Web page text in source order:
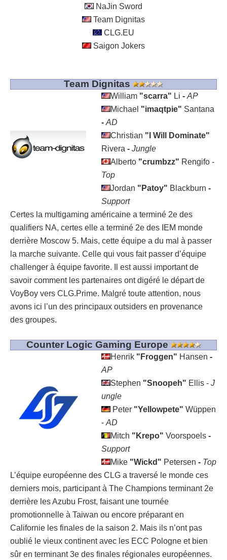
NaJin Sword
Team Dignitas
CLG.EU
Saigon Jokers
Team Dignitas
William "scarra" Li - AP
Michael "imaqtpie" Santana
- AD
Christian "I Will Dominate"
Rivera - Jungle
Alberto "crumbzz" Rengifo -
Top
Jordan "Patoy" Blackburn -
Support
Certes la multigaming américaine a terminé 2e des
qualifiers NA, certes elle a terminé 2e des IEM monde
derrière Moscow 5. Mais, cette équipe a du mal à passer
la marche suivante. Celle qui vous fait passer d’équipe
challenger à équipe favorite. Il est aussi important de
savoir comment les partenaires ont digéré le départ de
VoyBoy vers CLG.Prime. Malgré toute attention, nous
avons ici l’un des principaux outsiders en provenance
des groupes.
Counter Logic Gaming Europe
Henrik "Froggen" Hansen -
AP
Stephen "Snoopeh" Ellis - J
ungle
Peter "Yellowpete" Wüppen
- AD
Mitch "Krepo" Voorspoels -
Support
Mike "Wickd" Petersen - Top
L’équipe européenne des CLG a traversé le monde ces
derniers mois, participant à The Champions terminant 2e
derrière les Azubu Frost, faisant une tournée
promotionnelle à Taiwan ou encore préparant en
Californie les finales de la saison 2. Mais ils n’ont pas
oublié le vieux continent avec les ECC Pologne et bien
sûr en terminant 3e des finales régionales européennes.